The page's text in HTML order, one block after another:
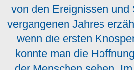
von den Ereignissen und
vergangenen Jahres
wenn die ersten
konnte man die